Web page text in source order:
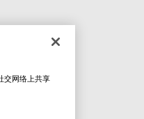
交网络上共享